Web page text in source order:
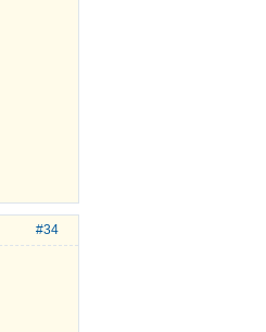
#34